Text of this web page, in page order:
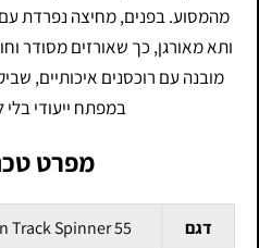
מהמסוע. בפנים, מחיצה נפרדת עם
מובנה עם רוכסנים איכותיים,
במפתח ייעודי בלי
מפרט
דגם Track Spinner 55